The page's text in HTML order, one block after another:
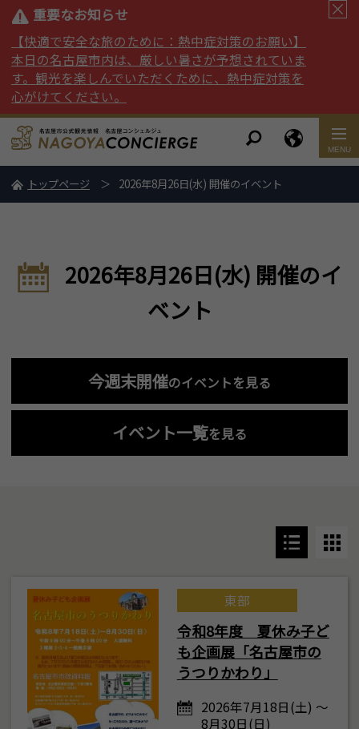
重要なお知らせ
【快適で安全な旅のために：熱中症対策のお願い】
本日の名古屋市内は、厳しい暑さが予想されていま
す。観光を楽しんでいただくために、熱中症対策を
心がけてください。
トップページ 2026年8月26日(水) 開催のイベント
2026年8月26日(水) 開催のイ
ベント
今週末開催のイベントを見る
イベント一覧を見る
東部
令和8年度 夏休み子ど
も企画展「名古屋市の
うつりかわり」
2026年7月18日(土) ～
8月30日(日)